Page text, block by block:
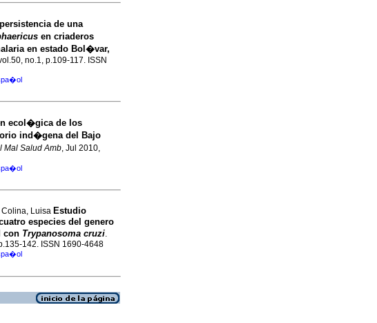
de una
en criaderos
en estado Bol�var,
no.1, p.109-117. ISSN
ecol�gica de los
ind�gena del Bajo
Mal Salud Amb, Jul 2010,
Luisa Estudio
especies del genero
con Trypanosoma cruzi.
142. ISSN 1690-4648